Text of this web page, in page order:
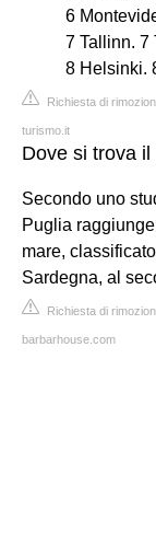
6
7 Tallinn. 7
8 Helsinki.
Richiesta di
turismo.it
Dove si trova
Secondo uno
Puglia
mare,
Sardegna, al
Richiesta di
barbarhouse.com